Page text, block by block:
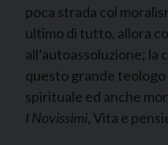
poca strada col
ultimo di tutto, allora
all’autoassoluzione; la
questo grande
spirituale ed anche
I Novissimi, Vita e